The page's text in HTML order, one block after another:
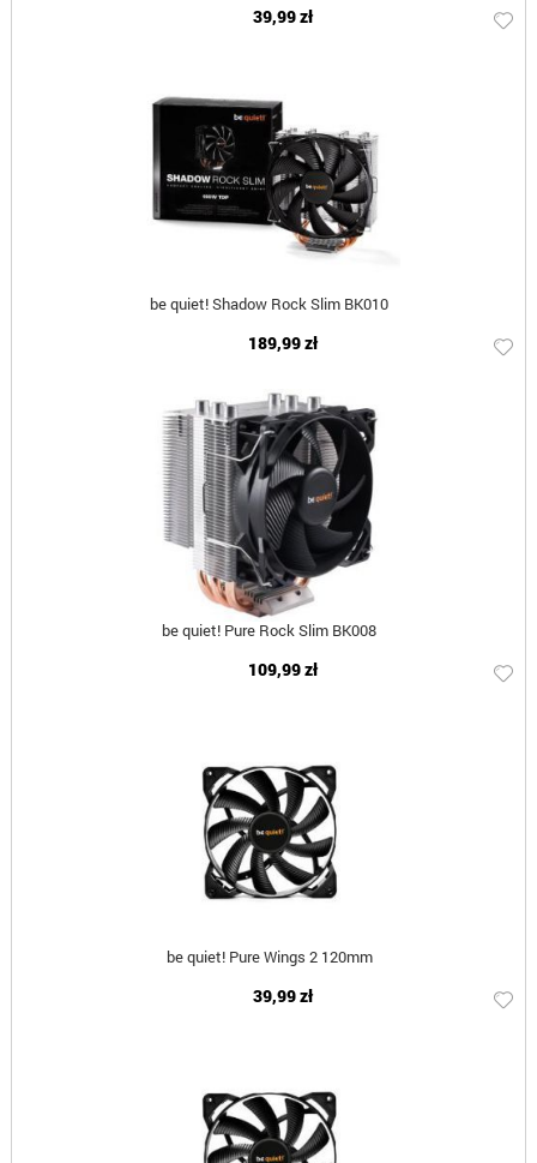
39,99 zł
be quiet! Shadow Rock Slim BK010
189,99 zł
be quiet! Pure Rock Slim BK008
109,99 zł
be quiet! Pure Wings 2 120mm
39,99 zł